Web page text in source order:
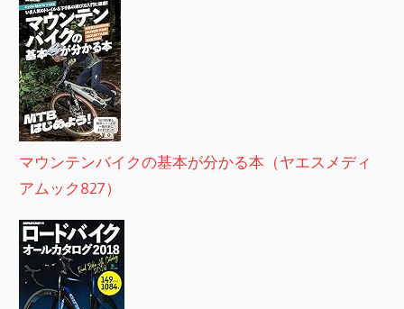
マウンテンバイクの基本が分かる本（ヤエスメディ
アムック827）